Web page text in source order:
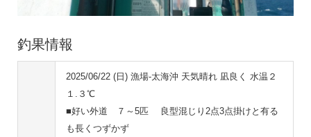
釣果情報
2025/06/22 (日) 漁場-太海沖 天気晴れ 凪良く 水温２
１.３℃
■好い外道 ７～5匹 良型混じり2点3点掛けと有る
も長くつずかず